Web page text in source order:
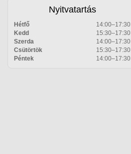
Nyitvatartás
Hétfő
14:00–17:30
Kedd
15:30–17:30
Szerda
14:00–17:30
Csütörtök
15:30–17:30
Péntek
14:00–17:30